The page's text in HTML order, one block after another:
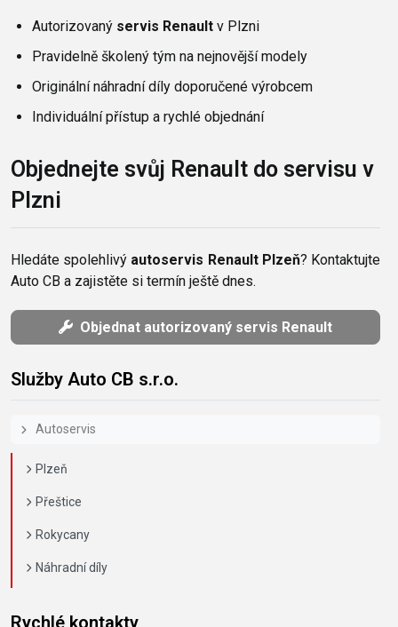
Služby Auto CB s.r.o.
Autoservis
Plzeň
Přeštice
Rokycany
Náhradní díly
Autorizovaný servis Renault v Plzni
Pravidelně školený tým na nejnovější modely
Originální náhradní díly doporučené výrobcem
Individuální přístup a rychlé objednání
Objednejte svůj Renault do servisu v
Plzni
Hledáte spolehlivý autoservis Renault Plzeň? Kontaktujte
Auto CB a zajistěte si termín ještě dnes.
Objednat autorizovaný servis Renault